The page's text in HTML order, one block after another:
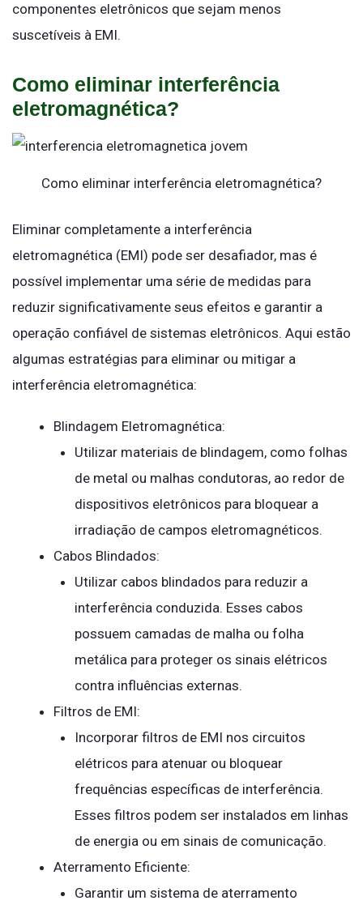
componentes eletrônicos que sejam menos
suscetíveis à EMI.
Como eliminar interferência
eletromagnética?
Como eliminar interferência eletromagnética?
Eliminar completamente a interferência
eletromagnética (EMI) pode ser desafiador, mas é
possível implementar uma série de medidas para
reduzir significativamente seus efeitos e garantir a
operação confiável de sistemas eletrônicos. Aqui estão
algumas estratégias para eliminar ou mitigar a
interferência eletromagnética:
Blindagem Eletromagnética:
Utilizar materiais de blindagem, como folhas
de metal ou malhas condutoras, ao redor de
dispositivos eletrônicos para bloquear a
irradiação de campos eletromagnéticos.
Cabos Blindados:
Utilizar cabos blindados para reduzir a
interferência conduzida. Esses cabos
possuem camadas de malha ou folha
metálica para proteger os sinais elétricos
contra influências externas.
Filtros de EMI:
Incorporar filtros de EMI nos circuitos
elétricos para atenuar ou bloquear
frequências específicas de interferência.
Esses filtros podem ser instalados em linhas
de energia ou em sinais de comunicação.
Aterramento Eficiente:
Garantir um sistema de aterramento